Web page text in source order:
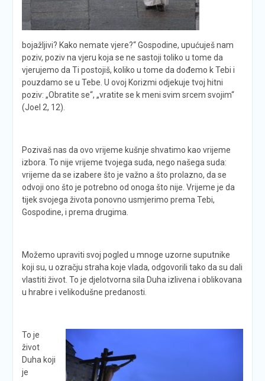
bojažljivi? Kako nemate vjere?“ Gospodine, upućuješ nam
poziv, poziv na vjeru koja se ne sastoji toliko u tome da
vjerujemo da Ti postojiš, koliko u tome da dođemo k Tebi i
pouzdamo se u Tebe. U ovoj Korizmi odjekuje tvoj hitni
poziv: „Obratite se“, „vratite se k meni svim srcem svojim“
(Joel 2, 12).
Pozivaš nas da ovo vrijeme kušnje shvatimo kao vrijeme
izbora. To nije vrijeme tvojega suda, nego našega suda:
vrijeme da se izabere što je važno a što prolazno, da se
odvoji ono što je potrebno od onoga što nije. Vrijeme je da
tijek svojega života ponovno usmjerimo prema Tebi,
Gospodine, i prema drugima.
Možemo upraviti svoj pogled u mnoge uzorne suputnike
koji su, u ozračju straha koje vlada, odgovorili tako da su dali
vlastiti život. To je djelotvorna sila Duha izlivena i oblikovana
u hrabre i velikodušne predanosti.
To je
život
Duha koji
je